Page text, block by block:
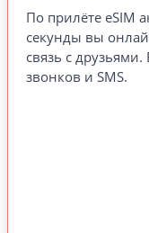
По прилёте eSIM
секунды вы
связь с друзьями.
звонков и SMS.